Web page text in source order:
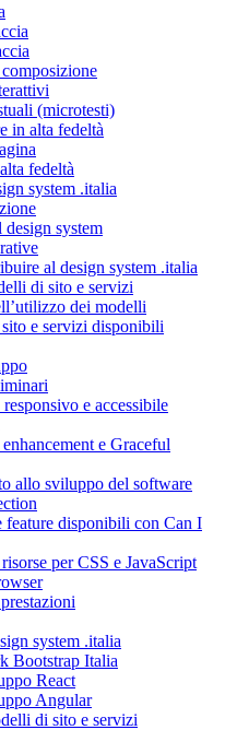
(microtesti)
in alta fedeltà
fedeltà
system .italia
system
al design system .italia
di sito e servizi
dei modelli
e servizi disponibili
e accessibile
e Graceful
allo sviluppo del software
feature disponibili con Can I
per CSS e JavaScript
system .italia
Bootstrap Italia
React
Angular
di sito e servizi